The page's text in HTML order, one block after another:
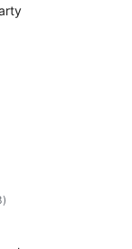
valoracións
totais
)